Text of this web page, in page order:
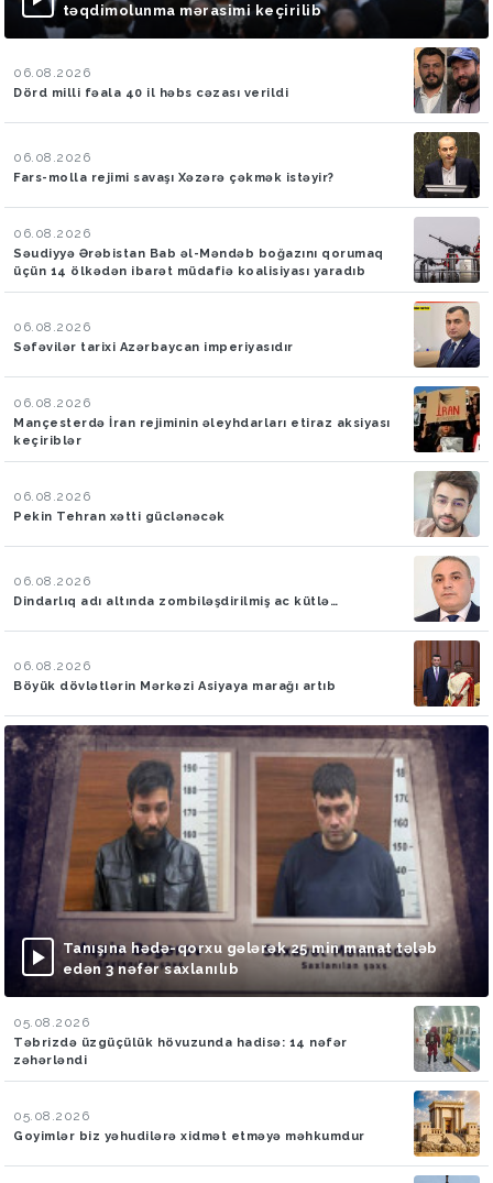
təqdimolunma mərasimi keçirilib
06.08.2026
Dörd milli fəala 40 il həbs cəzası verildi
06.08.2026
Fars-molla rejimi savaşı Xəzərə çəkmək istəyir?
06.08.2026
Səudiyyə Ərəbistan Bab əl-Məndəb boğazını qorumaq
üçün 14 ölkədən ibarət müdafiə koalisiyası yaradıb
06.08.2026
Səfəvilər tarixi Azərbaycan imperiyasıdır
06.08.2026
Mançesterdə İran rejiminin əleyhdarları etiraz aksiyası
keçiriblər
06.08.2026
Pekin Tehran xətti güclənəcək
06.08.2026
Dindarlıq adı altında zombiləşdirilmiş ac kütlə…
06.08.2026
Böyük dövlətlərin Mərkəzi Asiyaya marağı artıb
Tanışına hədə-qorxu gələrək 25 min manat tələb
edən 3 nəfər saxlanılıb
05.08.2026
Təbrizdə üzgüçülük hövuzunda hadisə: 14 nəfər
zəhərləndi
05.08.2026
Goyimlər biz yəhudilərə xidmət etməyə məhkumdur